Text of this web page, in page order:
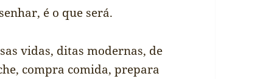
é o que será.
vidas, ditas modernas, de
compra comida, prepara